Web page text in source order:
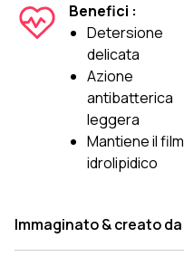
Benefici :
Detersione
delicata
Azione
antibatterica
leggera
Mantiene il film
idrolipidico
Immaginato & creato da